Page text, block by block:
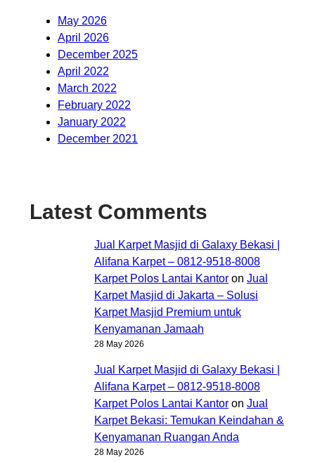
May 2026
April 2026
December 2025
April 2022
March 2022
February 2022
January 2022
December 2021
Latest Comments
Jual Karpet Masjid di Galaxy Bekasi |
Alifana Karpet – 0812-9518-8008
Karpet Polos Lantai Kantor on Jual
Karpet Masjid di Jakarta – Solusi
Karpet Masjid Premium untuk
Kenyamanan Jamaah
28 May 2026
Jual Karpet Masjid di Galaxy Bekasi |
Alifana Karpet – 0812-9518-8008
Karpet Polos Lantai Kantor on Jual
Karpet Bekasi: Temukan Keindahan &
Kenyamanan Ruangan Anda
28 May 2026